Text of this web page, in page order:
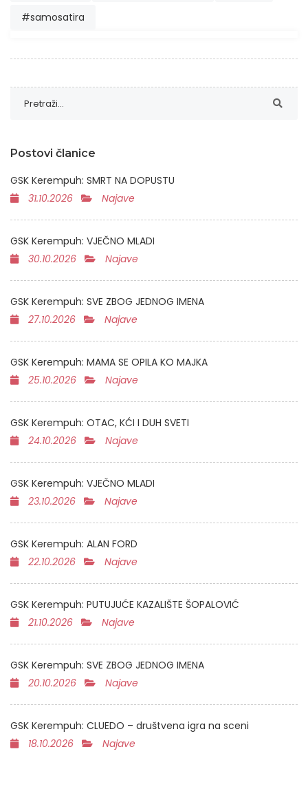
#samosatira
Postovi članice
GSK Kerempuh: SMRT NA DOPUSTU
31.10.2026
Najave
GSK Kerempuh: VJEČNO MLADI
30.10.2026
Najave
GSK Kerempuh: SVE ZBOG JEDNOG IMENA
27.10.2026
Najave
GSK Kerempuh: MAMA SE OPILA KO MAJKA
25.10.2026
Najave
GSK Kerempuh: OTAC, KĆI I DUH SVETI
24.10.2026
Najave
GSK Kerempuh: VJEČNO MLADI
23.10.2026
Najave
GSK Kerempuh: ALAN FORD
22.10.2026
Najave
GSK Kerempuh: PUTUJUĆE KAZALIŠTE ŠOPALOVIĆ
21.10.2026
Najave
GSK Kerempuh: SVE ZBOG JEDNOG IMENA
20.10.2026
Najave
GSK Kerempuh: CLUEDO – društvena igra na sceni
18.10.2026
Najave